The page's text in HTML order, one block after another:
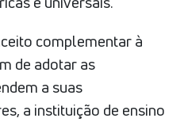
complementar à
de adotar as
a suas
a instituição de ensino